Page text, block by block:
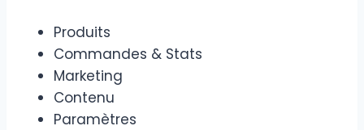
Produits
Commandes & Stats
Marketing
Contenu
Paramètres